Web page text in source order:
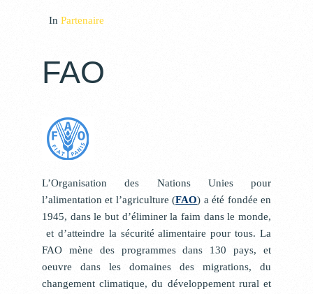
In Partenaire
FAO
L’Organisation des Nations Unies pour
l’alimentation et l’agriculture (FAO) a été fondée en
1945, dans le but d’éliminer la faim dans le monde,
et d’atteindre la sécurité alimentaire pour tous. La
FAO mène des programmes dans 130 pays, et
oeuvre dans les domaines des migrations, du
changement climatique, du développement rural et